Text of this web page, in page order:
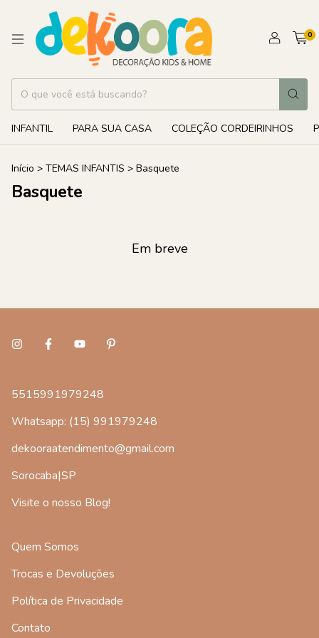
0
INFANTIL PARA SUA CASA COLEÇÃO CORDEIRINHOS
Início > TEMAS INFANTIS > Basquete
Basquete
Em breve
5515991979248
Whatsapp: (15) 991979248
dekooraatendimento@gmail.com
Sorocaba|SP
Visite o nosso Blog!
Quem Somos
Trocas e Devoluções
Política de Privacidade
Contato